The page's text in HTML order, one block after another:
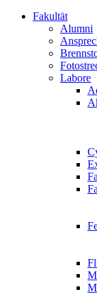
Fakultät
Alumni
Labore